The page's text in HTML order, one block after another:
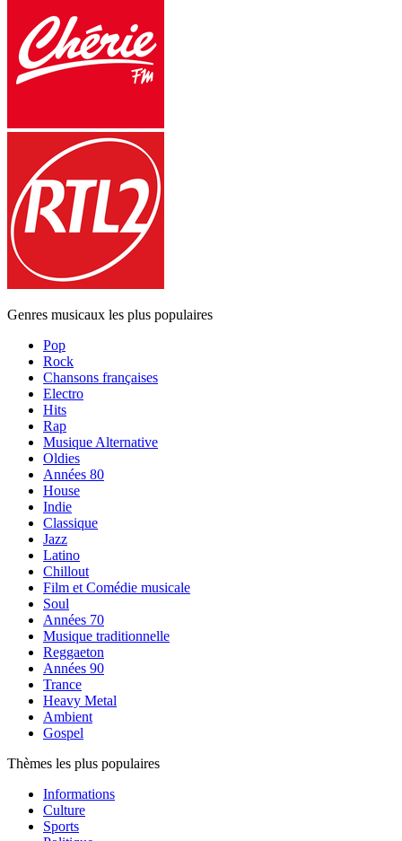
Genres musicaux les plus populaires
Pop
Rock
Chansons françaises
Electro
Hits
Rap
Musique Alternative
Oldies
Années 80
House
Indie
Classique
Jazz
Latino
Chillout
Film et Comédie musicale
Soul
Années 70
Musique traditionnelle
Reggaeton
Années 90
Trance
Heavy Metal
Ambient
Gospel
Thèmes les plus populaires
Informations
Culture
Sports